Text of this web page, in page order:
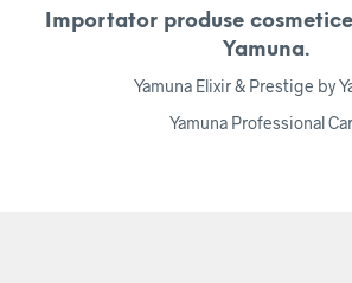
Importator produse
Yamuna.
Yamuna Elixir & Prestige by
Yamuna Professional